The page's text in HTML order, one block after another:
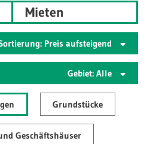
Mieten
Preis aufsteigend
Gebiet: Alle
Grundstücke
Geschäftshäuser